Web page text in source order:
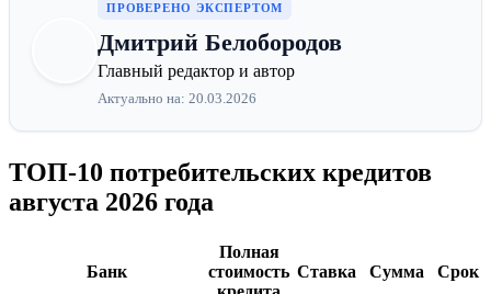
ПРОВЕРЕНО ЭКСПЕРТОМ
Дмитрий Белобородов
Главный редактор и автор
Актуально на: 20.03.2026
ТОП-10 потребительских кредитов
августа 2026 года
Банк
Полная
стоимость Ставка Сумма Срок